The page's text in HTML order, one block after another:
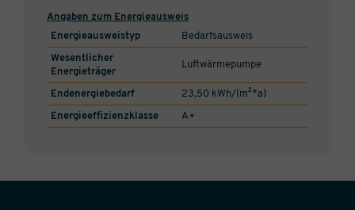
Angaben zum Energieausweis
Energieausweistyp
Bedarfsausweis
Wesentlicher
Energieträger
Luftwärmepumpe
Endenergiebedarf 23,50 kWh/(m²*a)
Energieeffizienzklasse A+